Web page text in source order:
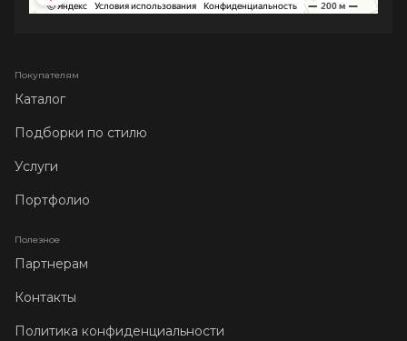
Покупателям
Каталог
Подборки по стилю
Услуги
Портфолио
Полезное
Партнерам
Контакты
Политика конфиденциальности